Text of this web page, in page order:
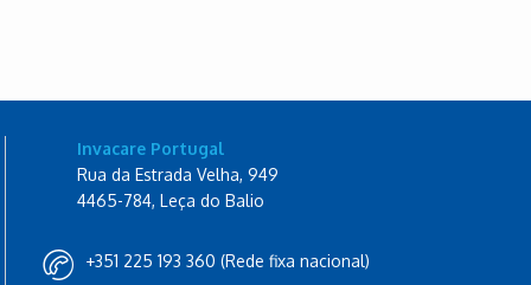
Invacare Portugal
Rua da Estrada Velha, 949
4465-784, Leça do Balio
+351 225 193 360 (Rede fixa nacional)